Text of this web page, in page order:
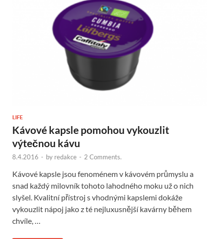
LIFE
Kávové kapsle pomohou vykouzlit
výtečnou kávu
8.4.2016 - by redakce - 2 Comments.
Kávové kapsle jsou fenoménem v kávovém průmyslu a
snad každý milovník tohoto lahodného moku už o nich
slyšel. Kvalitní přístroj s vhodnými kapslemi dokáže
vykouzlit nápoj jako z té nejluxusnější kavárny během
chvíle, …